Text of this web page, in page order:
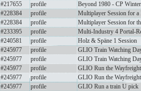
#217655 profile
Beyond 1980 - CP
#228384 profile
Multiplayer Session for
#228384 profile
Multiplayer Session for
#233395 profile
Multi-Industry 4 Portal-
#240581 profile
Holz & Späne 1 Session
#245977 profile
GLIO Train Watching
#245977 profile
GLIO Train Watching
#245977 profile
GLIO Run the
#245977 profile
GLIO Run the
#245977 profile
GLIO Run a train U pick